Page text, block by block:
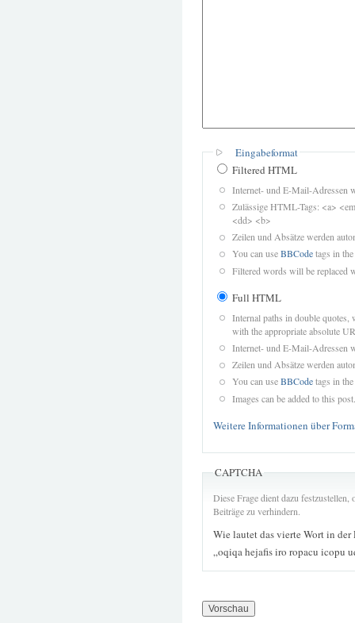
Eingabeformat
Filtered HTML
Internet- und E-Mail-Adressen
Zulässige HTML-Tags: <a>
<dd> <b>
Zeilen und Absätze werden
You can useBBCodetags in
Filtered words will be replaced
Full HTML
Internal paths in double quotes,
with the appropriate absolute
Internet- und E-Mail-Adressen
Zeilen und Absätze werden
You can useBBCodetags in
Images can be added to this post.
Weitere Informationen über
CAPTCHA
Diese Frage dient dazu
Beiträge zu verhindern.
Wie lautet das vierte Wort in der
„oqiqa hejafis iro ropacu icopu